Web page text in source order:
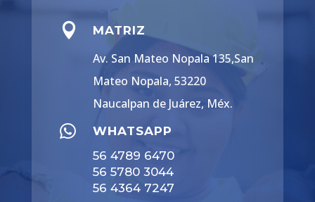
 MATRIZ
Av. San Mateo Nopala 135,San
Mateo Nopala, 53220
Naucalpan de Juárez, Méx.

WHATSAPP
56 4789 6470
56 5780 3044
56 4364 7247